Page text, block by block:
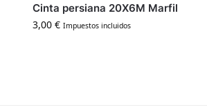
Cinta persiana 20X6M Marfil
3,00 € Impuestos incluidos